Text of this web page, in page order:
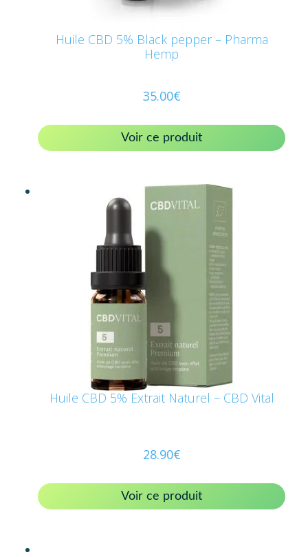
Huile CBD 5% Black pepper – Pharma
Hemp
35.00€
Voir ce produit
Huile CBD 5% Extrait Naturel – CBD Vital
28.90€
Voir ce produit